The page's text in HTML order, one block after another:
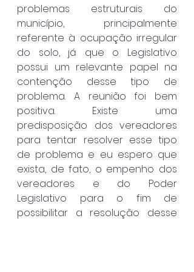
problemas estruturais do
município, principalmente
referente à ocupação irregular
do solo, já que o Legislativo
possui um relevante papel na
contenção desse tipo de
problema. A reunião foi bem
positiva. Existe uma
predisposição dos vereadores
para tentar resolver esse tipo
de problema e eu espero que
exista, de fato, o empenho dos
vereadores e do Poder
Legislativo para o fim de
possibilitar a resolução desse